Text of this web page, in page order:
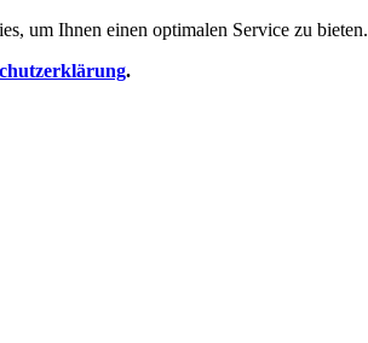
, um Ihnen einen optimalen Service zu bieten.
.